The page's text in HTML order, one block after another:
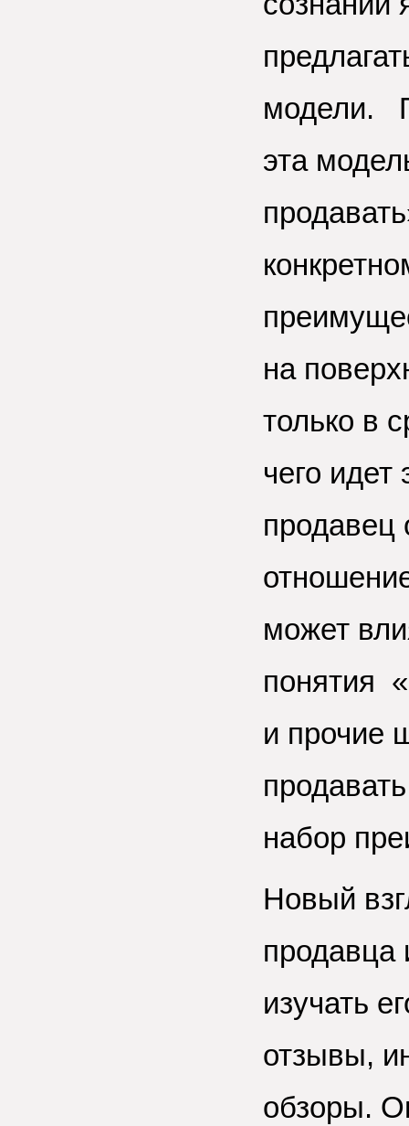
модели.
эта
на
только в
чего идет
продавец
может
понятия
и прочие
набор
Новый
продавца
изучать
отзывы,
обзоры.